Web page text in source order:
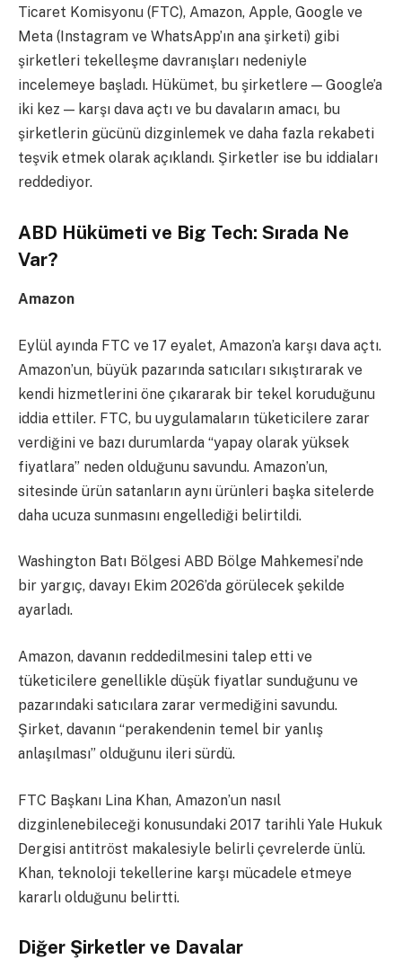
Ticaret Komisyonu (FTC), Amazon, Apple, Google ve
Meta (Instagram ve WhatsApp’ın ana şirketi) gibi
şirketleri tekelleşme davranışları nedeniyle
incelemeye başladı. Hükümet, bu şirketlere — Google’a
iki kez — karşı dava açtı ve bu davaların amacı, bu
şirketlerin gücünü dizginlemek ve daha fazla rekabeti
teşvik etmek olarak açıklandı. Şirketler ise bu iddiaları
reddediyor.
ABD Hükümeti ve Big Tech: Sırada Ne
Var?
Amazon
Eylül ayında FTC ve 17 eyalet, Amazon’a karşı dava açtı.
Amazon’un, büyük pazarında satıcıları sıkıştırarak ve
kendi hizmetlerini öne çıkararak bir tekel koruduğunu
iddia ettiler. FTC, bu uygulamaların tüketicilere zarar
verdiğini ve bazı durumlarda “yapay olarak yüksek
fiyatlara” neden olduğunu savundu. Amazon’un,
sitesinde ürün satanların aynı ürünleri başka sitelerde
daha ucuza sunmasını engellediği belirtildi.
Washington Batı Bölgesi ABD Bölge Mahkemesi’nde
bir yargıç, davayı Ekim 2026’da görülecek şekilde
ayarladı.
Amazon, davanın reddedilmesini talep etti ve
tüketicilere genellikle düşük fiyatlar sunduğunu ve
pazarındaki satıcılara zarar vermediğini savundu.
Şirket, davanın “perakendenin temel bir yanlış
anlaşılması” olduğunu ileri sürdü.
FTC Başkanı Lina Khan, Amazon’un nasıl
dizginlenebileceği konusundaki 2017 tarihli Yale Hukuk
Dergisi antitröst makalesiyle belirli çevrelerde ünlü.
Khan, teknoloji tekellerine karşı mücadele etmeye
kararlı olduğunu belirtti.
Diğer Şirketler ve Davalar